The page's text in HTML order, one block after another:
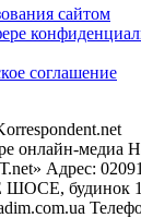
сайтом
соглашение
онлайн-медиа
Адрес:
будинок